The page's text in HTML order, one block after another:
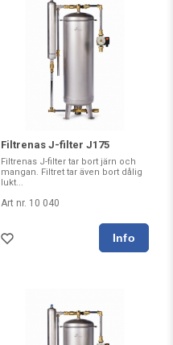
Filtrenas J-filter J175
Filtrenas J-filter tar bort järn och
mangan. Filtret tar även bort dålig
lukt...
Art nr. 10 040